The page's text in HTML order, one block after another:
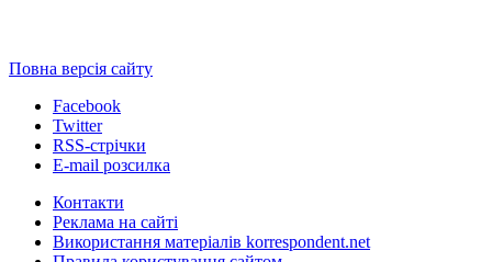
Повна версія сайту
Facebook
Twitter
RSS-стрічки
E-mail розсилка
Контакти
Реклама на сайті
Використання матеріалів korrespondent.net